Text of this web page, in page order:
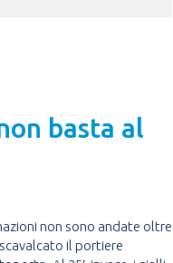
basta al
non sono andate oltre
scavalcato il portiere